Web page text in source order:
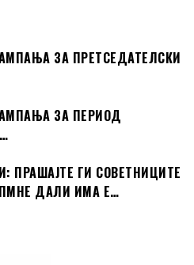
ЗА ПРЕТСЕДАТЕЛСКИ
ЗА ПЕРИОД
ПРАШАЈТЕ ГИ СОВЕТНИЦИТЕ
ДАЛИ ИМА Е…